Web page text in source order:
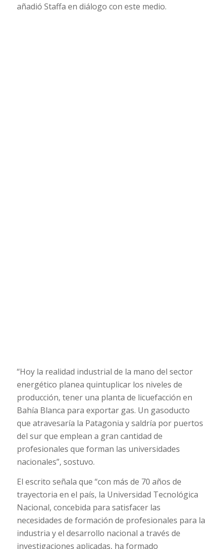
añadió Staffa en diálogo con este medio.
“Hoy la realidad industrial de la mano del sector
energético planea quintuplicar los niveles de
producción, tener una planta de licuefacción en
Bahía Blanca para exportar gas. Un gasoducto
que atravesaría la Patagonia y saldría por puertos
del sur que emplean a gran cantidad de
profesionales que forman las universidades
nacionales”, sostuvo.
El escrito señala que “con más de 70 años de
trayectoria en el país, la Universidad Tecnológica
Nacional, concebida para satisfacer las
necesidades de formación de profesionales para la
industria y el desarrollo nacional a través de
investigaciones aplicadas, ha formado